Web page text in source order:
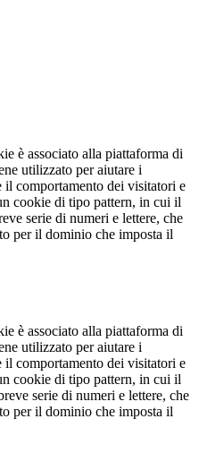
è associato alla piattaforma di
utilizzato per aiutare i
comportamento dei visitatori e
cookie di tipo pattern, in cui il
serie di numeri e lettere, che
per il dominio che imposta il
è associato alla piattaforma di
utilizzato per aiutare i
comportamento dei visitatori e
cookie di tipo pattern, in cui il
serie di numeri e lettere, che
per il dominio che imposta il